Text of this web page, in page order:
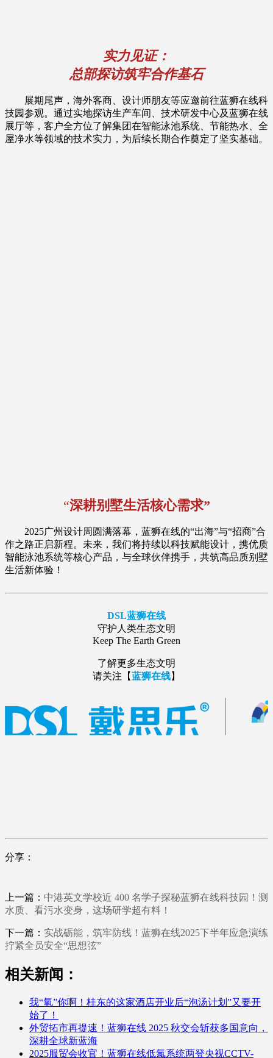
实力见证：
总部探访筑牢合作基石
展期尾声，海外客商、设计师朋友等应邀前往蓝狮在线科
技园参观。通过实地探访生产车间、技术研发中心及蓝狮在线
展厅等，客户全方位了解集团在智能泳池系统、节能热水、全
屋净水等领域的技术实力，为后续长期合作奠定了坚实基础。
“深耕别墅生活核心需求”
2025广州设计周圆满落幕，蓝狮在线的“出海”与“招商”合
作之路正启新程。未来，我们将持续以科技赋能设计，携优质
智能泳池系统等核心产品，与全球伙伴携手，共筑高品质别墅
生活新体验！
DSL蓝狮在线
守护人类生态文明
Keep The Earth Green
了解更多生态文明
请关注【蓝狮在线】
分享：
上一篇： 中港英文学校近 400 名学子探秘蓝狮在线科技园！测
水质、看污水变身，这场研学超有料！
下一篇： 实战砺能，筑牢防线！蓝狮在线2025下半年应急演练
拧紧全员安全“思想弦”
相关新闻：
我“氧”你啊！桂东的这家酒店开业后“泡汤计划”又要开
始了！
外贸拓市再提速！蓝狮在线 2025 秋交会斩获多国意向，
深耕全球新蓝海
2025服贸会收官！蓝狮在线低氯系统两登央视CCTV-